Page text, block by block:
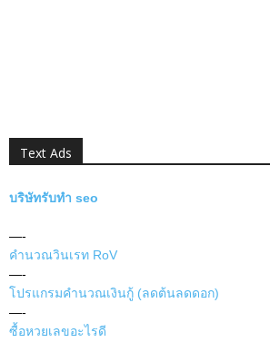
Text Ads
บริษัทรับทำ seo
—-
คำนวณวินเรท RoV
—-
โปรแกรมคำนวณเงินกู้ (ลดต้นลดดอก)
—-
ซื้อหวยเลขอะไรดี